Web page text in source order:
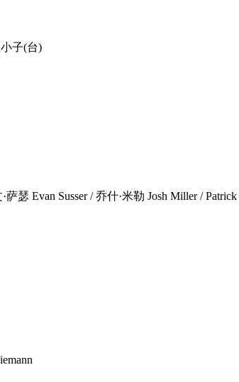
子(台)
Susser / 乔什·米勒 Josh Miller / Patrick